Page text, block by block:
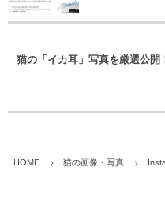
猫の「イカ耳」写真を厳選公開
HOME 猫の画像・写真